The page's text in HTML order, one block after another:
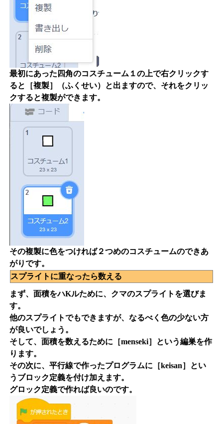
最初にあった四角のコスチューム１の上で右クリックす
ると［複製］（ふくせい）と出ますので、それをクリッ
クすると複製ができます。
その複製に色をつければ２つめのコスチュームのできあ
がりです。
スプライトに重なったら数える
まず、面積をハKルために、クマのスプライトを選びま
す。
他のスプライトでもできますが、なるべく色の少ない方
が良いでしょう。
そして、面積を数えるために［menseki］という編巣を作
ります。
その次に、平行線で作ったプログラムに［keisan］とい
うブロック定義を付け加えます。
グロック定義で作れば良いのです。